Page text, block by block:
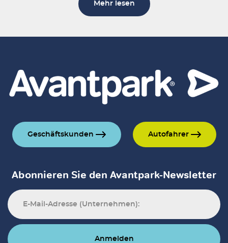
Mehr lesen
Geschäftskunden Autofahrer
Abonnieren Sie den Avantpark-Newsletter
Anmelden